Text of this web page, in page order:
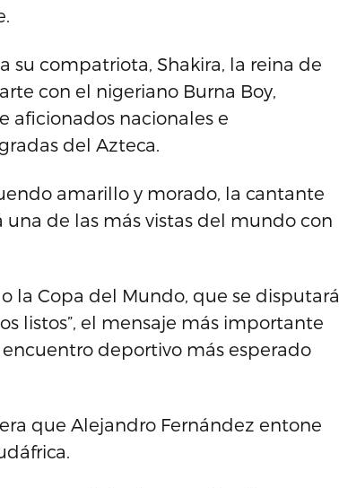
su compatriota, Shakira, la reina de
con el nigeriano Burna Boy,
aficionados nacionales e
del Azteca.
amarillo y morado, la cantante
una de las más vistas del mundo con
la Copa del Mundo, que se disputará
listos”, el mensaje más importante
encuentro deportivo más esperado
que Alejandro Fernández entone